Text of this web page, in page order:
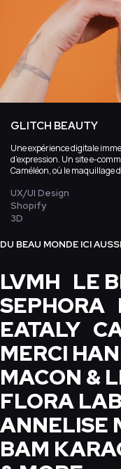
GLITCH BEAUTY
Une expérience digitale
d’expression. Un site e-
Caméléon, où le maquillage
UX/UI Design
Shopify
3D
DU BEAU MONDE ICI AUSSI
LVMH LE
SEPHORA
EATALY
MERCI
MACON &
FLORA LAB
ANNELISE
BAM